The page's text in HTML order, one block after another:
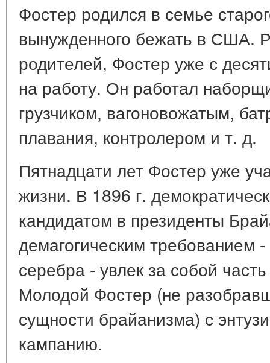
Фостер родился в семье
вынужденного бежать в США.
родителей, Фостер уже с
на работу. Он работал
грузчиком, вагоновожатым,
плавания, контролером и т. д.
Пятнадцати лет Фостер уже
жизни. В 1896 г.
кандидатом в президенты
демагогическим требованием
серебра - увлек за собой
Молодой Фостер (не
сущности брайанизма) с
кампанию.